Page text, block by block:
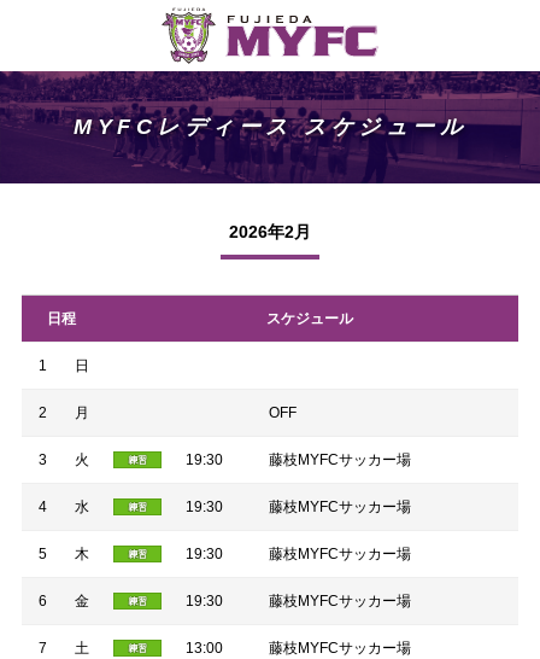
MYFCレディース スケジュール
2026年2月
日程 スケジュール
1 日
2 月 OFF
3 火 19:30 藤枝MYFCサッカー場
4 水 19:30 藤枝MYFCサッカー場
5 木 19:30 藤枝MYFCサッカー場
6 金 19:30 藤枝MYFCサッカー場
7 土 13:00 藤枝MYFCサッカー場